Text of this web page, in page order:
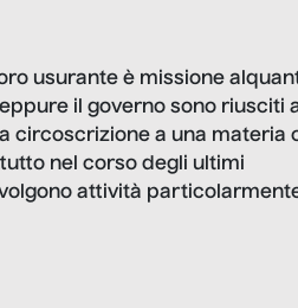
usurante è missione
il governo sono riusciti
circoscrizione a una materia
nel corso degli ultimi
attività